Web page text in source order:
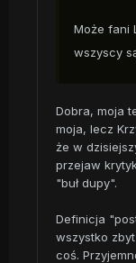
Może fani
wszyscy
Dobra, moja
moja, lecz
że w
przejaw
"buł dupy".
Definicja
wszystko
coś.